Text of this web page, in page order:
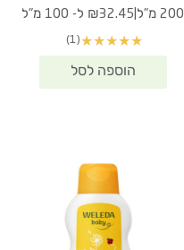
המקורי
₪85.90.
הנוכחי
200 מ"ל ₪32.45 ל- 100 מ"ל
★
★
★
★
★
(1)